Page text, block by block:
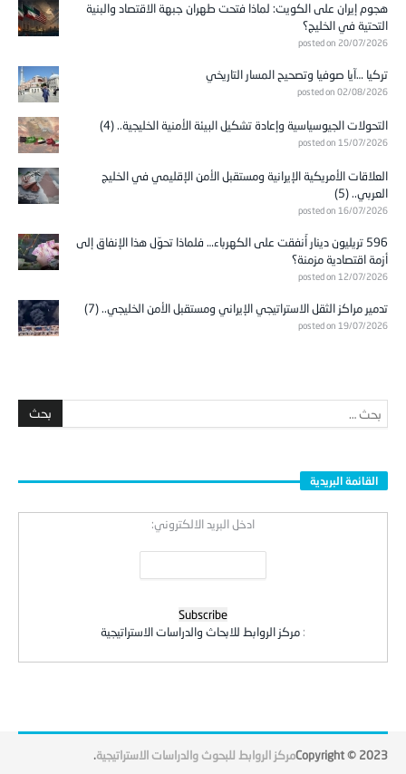
هجوم إيران على الكويت: لماذا فتحت طهران جبهة الاقتصاد والبنية
التحتية في الخليج؟
posted on 20/07/2026
تركيا …آيا صوفيا وتصحيح المسار التاريخي
posted on 02/08/2026
التحولات الجيوسياسية وإعادة تشكيل البيئة الأمنية الخليجية.. (4)
posted on 15/07/2026
العلاقات الأمريكية الإيرانية ومستقبل الأمن الإقليمي في الخليج
العربي.. (5)
posted on 16/07/2026
596 تريليون دينار أُنفقت على الكهرباء… فلماذا تحوّل هذا الإنفاق إلى
أزمة اقتصادية مزمنة؟
posted on 12/07/2026
تدمير مراكز الثقل الاستراتيجي الإيراني ومستقبل الأمن الخليجي.. (7)
posted on 19/07/2026
القائمة البريدية
ادخل البريد الالكتروني:
: مركز الروابط للابحاث والدراسات الاستراتيجية
Copyright © 2023مركز الروابط للبحوث والدراسات الاستراتيجية.